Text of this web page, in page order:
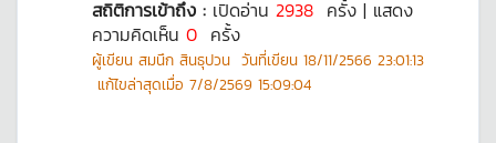
สถิติการเข้าถึง : เปิดอ่าน 2938 ครั้ง | แสดง
ความคิดเห็น 0 ครั้ง
ผู้เขียน สมนึก สินธุปวน วันที่เขียน 18/11/2566 23:01:13
แก้ไขล่าสุดเมื่อ 7/8/2569 15:09:04